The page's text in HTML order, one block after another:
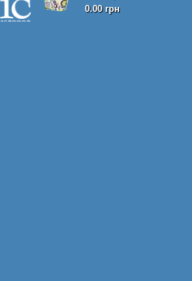
0.00 грн
Корзина покупок пуста!